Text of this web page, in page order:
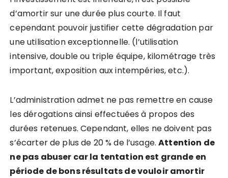
d’amortir sur une durée plus courte. Il faut
cependant pouvoir justifier cette dégradation par
une utilisation exceptionnelle. (l’utilisation
intensive, double ou triple équipe, kilométrage très
important, exposition aux intempéries, etc.).
L’administration admet ne pas remettre en cause
les dérogations ainsi effectuées à propos des
durées retenues. Cependant, elles ne doivent pas
s’écarter de plus de 20 % de l’usage.Attention de
ne pas abuser car la tentation est grande en
période de bons résultats de vouloir amortir